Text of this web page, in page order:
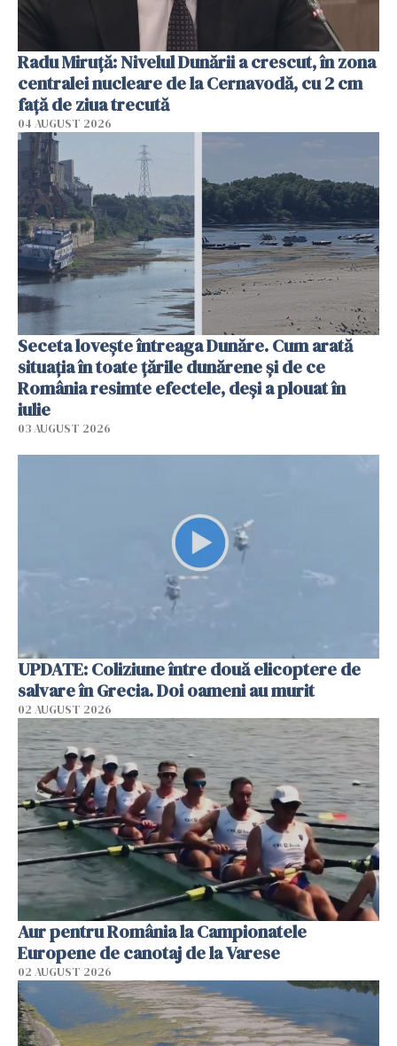
Radu Miruţă: Nivelul Dunării a crescut, în zona
centralei nucleare de la Cernavodă, cu 2 cm
faţă de ziua trecută
04 AUGUST 2026
Seceta lovește întreaga Dunăre. Cum arată
situația în toate țările dunărene și de ce
România resimte efectele, deși a plouat în
iulie
03 AUGUST 2026
UPDATE: Coliziune între două elicoptere de
salvare în Grecia. Doi oameni au murit
02 AUGUST 2026
Aur pentru România la Campionatele
Europene de canotaj de la Varese
02 AUGUST 2026